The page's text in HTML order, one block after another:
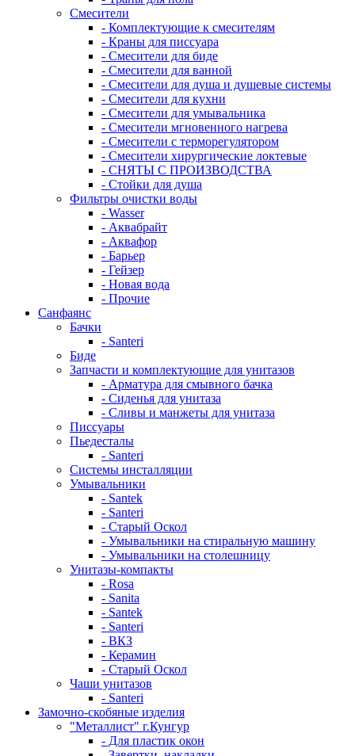
Смесители
- Комплектующие к смесителям
- Краны для писсуара
- Смесители для биде
- Смесители для ванной
- Смесители для душа и душевые системы
- Смесители для кухни
- Смесители для умывальника
- Смесители мгновенного нагрева
- Смесители с терморегулятором
- Смесители хирургические локтевые
- СНЯТЫ С ПРОИЗВОДСТВА
- Стойки для душа
Фильтры очистки воды
- Wasser
- Аквабрайт
- Аквафор
- Барьер
- Гейзер
- Новая вода
- Прочие
Санфаянс
Бачки
- Santeri
Биде
Запчасти и комплектующие для унитазов
- Арматура для смывного бачка
- Сиденья для унитаза
- Сливы и манжеты для унитаза
Писсуары
Пьедесталы
- Santeri
Системы инсталляции
Умывальники
- Santek
- Santeri
- Старый Оскол
- Умывальники на стиральную машину
- Умывальники на столешницу
Унитазы-компакты
- Rosa
- Sanita
- Santek
- Santeri
- ВКЗ
- Керамин
- Старый Оскол
Чаши унитазов
- Santeri
Замочно-скобяные изделия
"Металлист" г.Кунгур
- Для пластик окон